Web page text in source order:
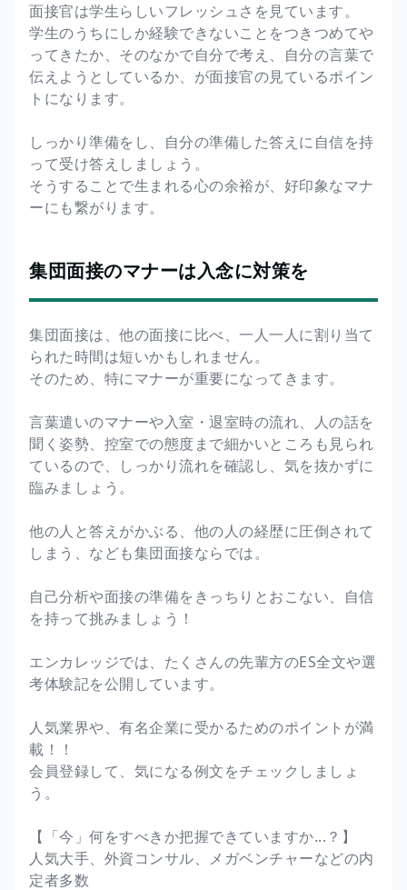
面接官は学生らしいフレッシュさを見ています。
学生のうちにしか経験できないことをつきつめてや
ってきたか、そのなかで自分で考え、自分の言葉で
伝えようとしているか、が面接官の見ているポイン
トになります。
しっかり準備をし、自分の準備した答えに自信を持
って受け答えしましょう。
そうすることで生まれる心の余裕が、好印象なマナ
ーにも繋がります。
集団面接のマナーは入念に対策を
集団面接は、他の面接に比べ、一人一人に割り当て
られた時間は短いかもしれません。
そのため、特にマナーが重要になってきます。
言葉遣いのマナーや入室・退室時の流れ、人の話を
聞く姿勢、控室での態度まで細かいところも見られ
ているので、しっかり流れを確認し、気を抜かずに
臨みましょう。
他の人と答えがかぶる、他の人の経歴に圧倒されて
しまう、なども集団面接ならでは。
自己分析や面接の準備をきっちりとおこない、自信
を持って挑みましょう！
エンカレッジでは、たくさんの先輩方のES全文や選
考体験記を公開しています。
人気業界や、有名企業に受かるためのポイントが満
載！！
会員登録して、気になる例文をチェックしましょ
う。
【「今」何をすべきか把握できていますか...？】
人気大手、外資コンサル、メガベンチャーなどの内
定者多数